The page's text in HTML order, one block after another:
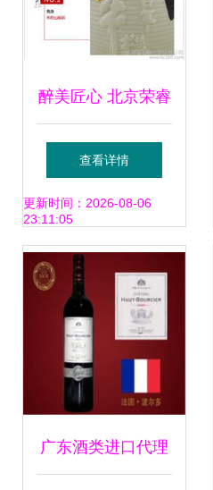
醉美匠心 北京荣睿
智通酒业产品相册
背后的品质之旅
查看详情
更新时间：2026-08-06
23:11:05
广东酒类进口代理